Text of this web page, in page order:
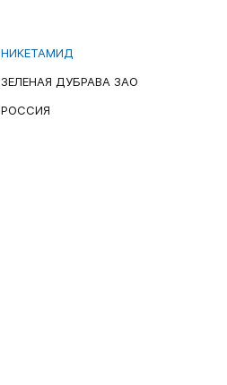
НИКЕТАМИД
ЗЕЛЕНАЯ ДУБРАВА ЗАО
РОССИЯ